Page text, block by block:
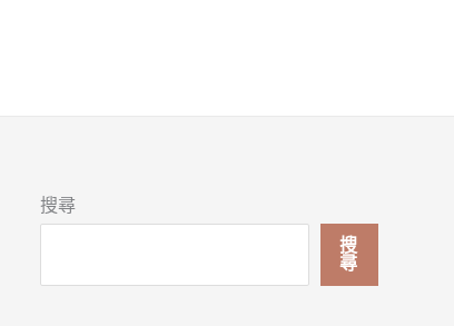
搜尋
搜
尋